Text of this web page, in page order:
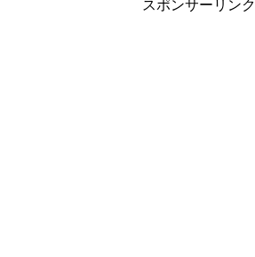
スポンサーリンク